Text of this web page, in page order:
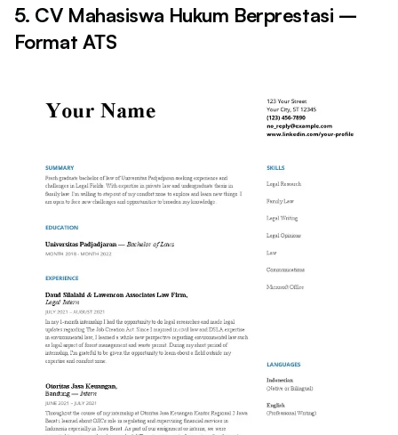
5. CV Mahasiswa Hukum Berprestasi –
Format ATS